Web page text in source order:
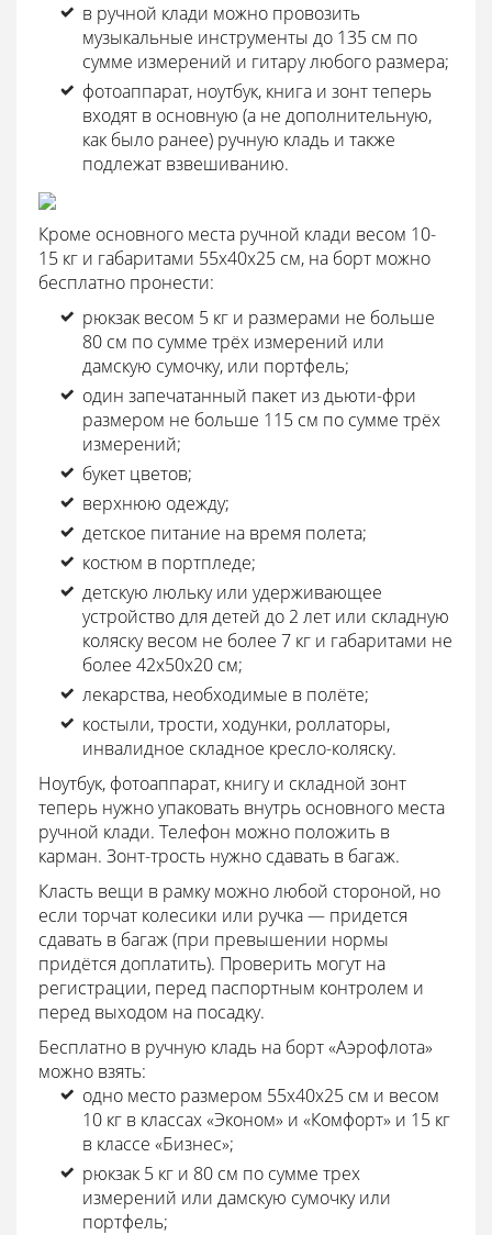
в ручной клади можно провозить
музыкальные инструменты до 135 см по
сумме измерений и гитару любого размера;
фотоаппарат, ноутбук, книга и зонт теперь
входят в основную (а не дополнительную,
как было ранее) ручную кладь и также
подлежат взвешиванию.
Кроме основного места ручной клади весом 10-
15 кг и габаритами 55x40x25 см, на борт можно
бесплатно пронести:
рюкзак весом 5 кг и размерами не больше
80 см по сумме трёх измерений или
дамскую сумочку, или портфель;
один запечатанный пакет из дьюти-фри
размером не больше 115 см по сумме трёх
измерений;
букет цветов;
верхнюю одежду;
детское питание на время полета;
костюм в портпледе;
детскую люльку или удерживающее
устройство для детей до 2 лет или складную
коляску весом не более 7 кг и габаритами не
более 42х50х20 см;
лекарства, необходимые в полёте;
костыли, трости, ходунки, роллаторы,
инвалидное складное кресло-коляску.
Ноутбук, фотоаппарат, книгу и складной зонт
теперь нужно упаковать внутрь основного места
ручной клади. Телефон можно положить в
карман. Зонт-трость нужно сдавать в багаж.
Класть вещи в рамку можно любой стороной, но
если торчат колесики или ручка — придется
сдавать в багаж (при превышении нормы
придётся доплатить). Проверить могут на
регистрации, перед паспортным контролем и
перед выходом на посадку.
Бесплатно в ручную кладь на борт «Аэрофлота»
можно взять:
одно место размером 55х40х25 см и весом
10 кг в классах «Эконом» и «Комфорт» и 15 кг
в классе «Бизнес»;
рюкзак 5 кг и 80 см по сумме трех
измерений или дамскую сумочку или
портфель;